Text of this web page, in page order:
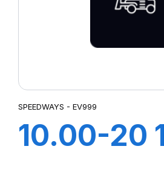
SPEEDWAYS - EV999
10.00-20